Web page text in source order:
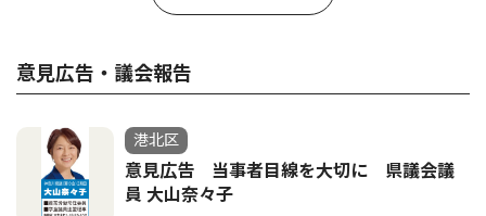
意見広告・議会報告
港北区
意見広告 当事者目線を大切に 県議会議
員 大山奈々子